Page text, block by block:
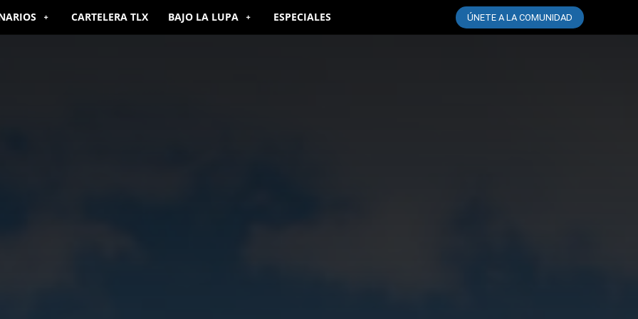
CARTELERA TLX BAJO LA LUPA ESPECIALES ÚNETE A LA COMUNIDAD